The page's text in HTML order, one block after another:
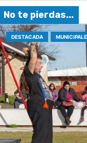
e
n
t
r
a
d
a
No te pierdas...
DESTACADA